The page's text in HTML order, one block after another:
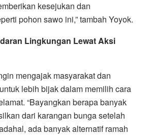
kesejukan dan
pohon sawo ini,” tambah Yoyok.
Lingkungan Lewat Aksi
mengajak masyarakat dan
lebih bijak dalam memilih cara
“Bayangkan berapa banyak
dari karangan bunga setelah
ada banyak alternatif ramah